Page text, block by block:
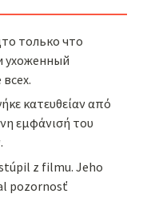
только что
ухоженный
κατευθείαν από
εμφάνισή του
z filmu. Jeho
pozornosť